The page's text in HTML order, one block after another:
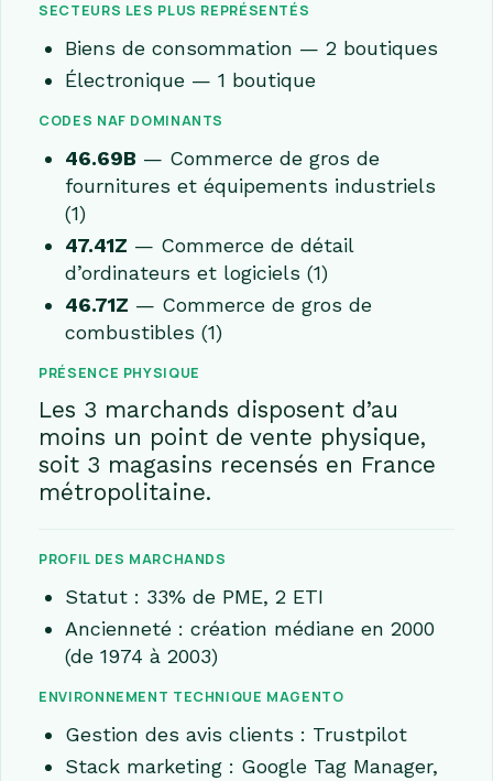
SECTEURS LES PLUS REPRÉSENTÉS
Biens de consommation — 2 boutiques
Électronique — 1 boutique
CODES NAF DOMINANTS
46.69B — Commerce de gros de
fournitures et équipements industriels
(1)
47.41Z — Commerce de détail
d’ordinateurs et logiciels (1)
46.71Z — Commerce de gros de
combustibles (1)
PRÉSENCE PHYSIQUE
Les 3 marchands disposent d’au
moins un point de vente physique,
soit 3 magasins recensés en France
métropolitaine.
PROFIL DES MARCHANDS
Statut : 33% de PME, 2 ETI
Ancienneté : création médiane en 2000
(de 1974 à 2003)
ENVIRONNEMENT TECHNIQUE MAGENTO
Gestion des avis clients : Trustpilot
Stack marketing : Google Tag Manager,